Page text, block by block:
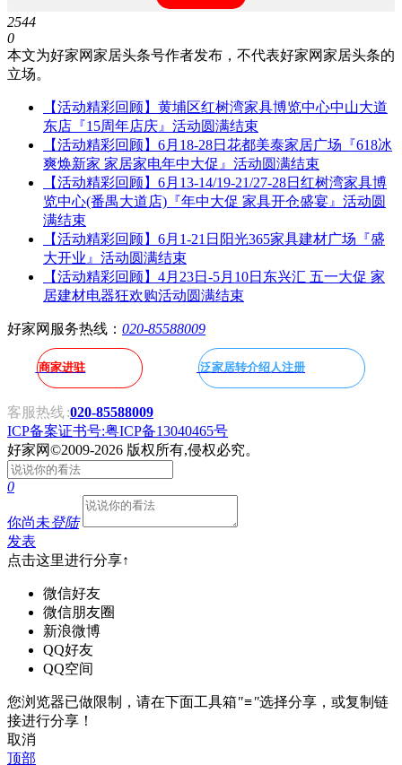
2544
0
本文为好家网家居头条号作者发布，不代表好家网家居头条的
立场。
【活动精彩回顾】黄埔区红树湾家具博览中心中山大道
东店『15周年店庆』活动圆满结束
【活动精彩回顾】6月18-28日花都美泰家居广场『618冰
爽焕新家 家居家电年中大促』活动圆满结束
【活动精彩回顾】6月13-14/19-21/27-28日红树湾家具博
览中心(番禺大道店)『年中大促 家具开仓盛宴』活动圆
满结束
【活动精彩回顾】6月1-21日阳光365家具建材广场『盛
大开业』活动圆满结束
【活动精彩回顾】4月23日-5月10日东兴汇 五一大促 家
居建材电器狂欢购活动圆满结束
好家网服务热线： 020-85588009
商家进驻 泛家居转介绍人注册
客服热线 :020-85588009
ICP备案证书号:粤ICP备13040465号
好家网©2009-2026 版权所有,侵权必究。
0
你尚未登陆
发表
点击这里进行分享↑
微信好友
微信朋友圈
新浪微博
QQ好友
QQ空间
您浏览器已做限制，请在下面工具箱"≡"选择分享，或复制链
接进行分享！
取消
顶部